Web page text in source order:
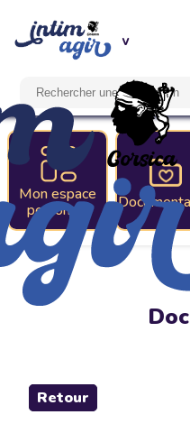
Mon espace
personnel
Retour